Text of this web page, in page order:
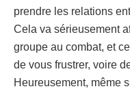
prendre les relations
Cela va sérieusement
groupe au combat, et
de vous frustrer, voire
Heureusement, même